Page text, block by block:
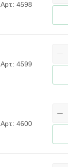
Арт.: 4598
Арт.: 4599
Арт.: 4600